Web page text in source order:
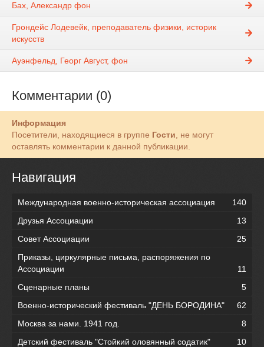
Бах, Александр фон
Грондейс Лодевейк, преподаватель физики, историк
искусств
Ауэнфельд, Георг Август, фон
Комментарии (0)
Информация
Посетители, находящиеся в группе Гости, не могут
оставлять комментарии к данной публикации.
Навигация
Международная военно-историческая ассоциация
140
Друзья Ассоциации
13
Совет Ассоциации
25
Приказы, циркулярные письма, распоряжения по
Ассоциации
11
Сценарные планы
5
Военно-исторический фестиваль "ДЕНЬ БОРОДИНА"
62
Москва за нами. 1941 год.
8
Детский фестиваль "Стойкий оловянный содатик"
10